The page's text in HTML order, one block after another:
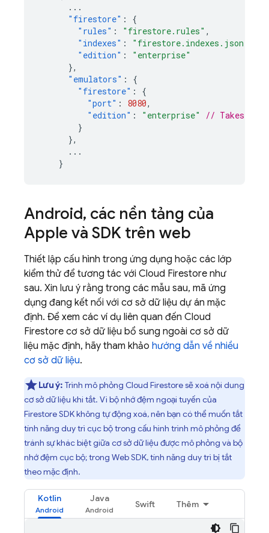
...
"firestore" :
{
"rules" : "firestore.rules" ,
"indexes" : "firestore.indexes.json"
"edition" :
"enterprise"
},
"emulators" :
{
"firestore" :
{
"port" : 8080,
"edition" : "enterprise"
// Takes
}
},
...
}
Android, các nền tảng của
Apple và SDK trên web
Thiết lập cấu hình trong ứng dụng hoặc các lớp
kiểm thử để tương tác với Cloud Firestore như
sau. Xin lưu ý rằng trong các mẫu sau, mã ứng
dụng đang kết nối với cơ sở dữ liệu dự án mặc
định. Để xem các ví dụ liên quan đến Cloud
Firestore cơ sở dữ liệu bổ sung ngoài cơ sở dữ
liệu mặc định, hãy tham khảo hướng dẫn về nhiều
cơ sở dữ liệu.
Lưu ý: Trình mô phỏng Cloud Firestoresẽ xoá nội dung
cơ sở dữ liệu khi tắt. Vì bộ nhớ đệm ngoại tuyến của
Firestore SDK không tự động xoá, nên bạn có thể muốn tắt
tính năng duy trì cục bộ trong cấu hình trình mô phỏng để
tránh sự khác biệt giữa cơ sở dữ liệu được mô phỏng và bộ
nhớ đệm cục bộ; trong Web SDK, tính năng duy trì bị tắt
theo mặc định.
Kotlin Java
Swift Thêm